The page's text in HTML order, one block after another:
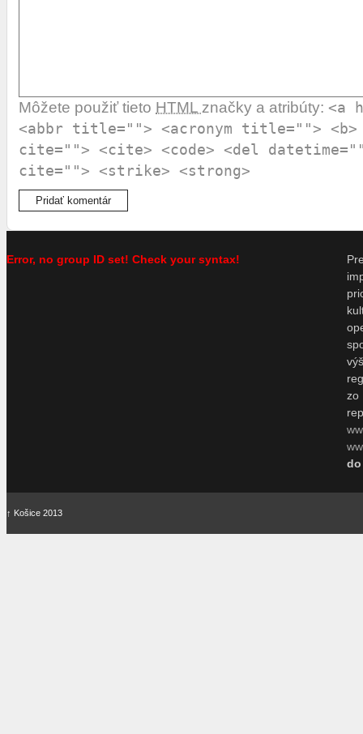
Môžete použiť tieto HTML značky a atribúty: <a
<abbr title=""> <acronym title=""> <b>
cite=""> <cite> <code> <del
cite=""> <strike> <strong>
Error, no group ID set! Check your syntax!
↑ Košice 2013